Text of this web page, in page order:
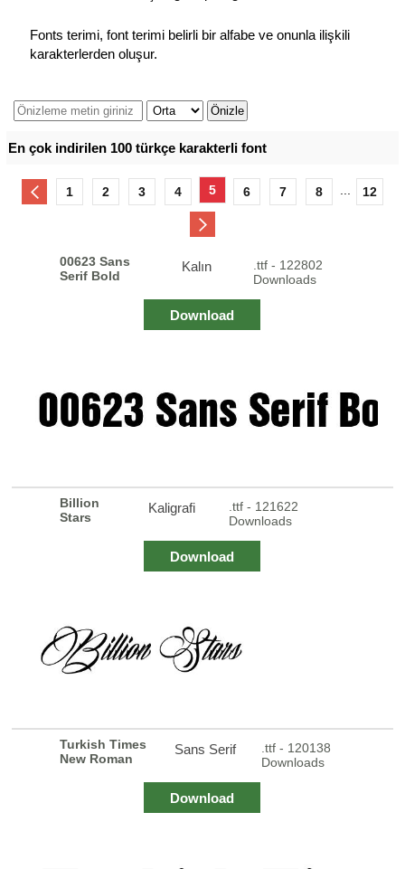
Fonts terimi, font terimi belirli bir alfabe ve onunla ilişkili
karakterlerden oluşur.
En çok indirilen 100 türkçe karakterli font
1 2 3 4 5 6 7 8 12
00623 Sans
Serif Bold
Kalın
.ttf - 122802
Downloads
Download
Billion
Stars
Kaligrafi
.ttf - 121622
Downloads
Download
Turkish Times
New Roman
Sans Serif
.ttf - 120138
Downloads
Download